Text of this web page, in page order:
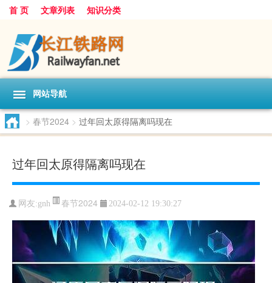
首 页 文章列表 知识分类
网站导航
> 春节2024 > 过年回太原得隔离吗现在
过年回太原得隔离吗现在
网友:gnh 春节2024 2024-02-12 19:30:27